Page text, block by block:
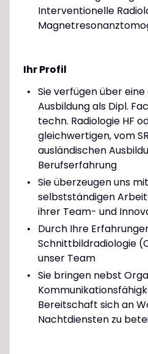
Interventionelle
Ihr Profil
Sie verfügen über
Ausbildung als Dipl.
techn. Radiologie HF
gleichwertigen, vom
ausländischen
Berufserfahrung
Sie überzeugen uns
selbstständigen
ihrer Team- und
Durch Ihre
Schnittbildradiologie
unser Team
Sie bringen nebst
Bereitschaft sich an
Nachtdiensten zu